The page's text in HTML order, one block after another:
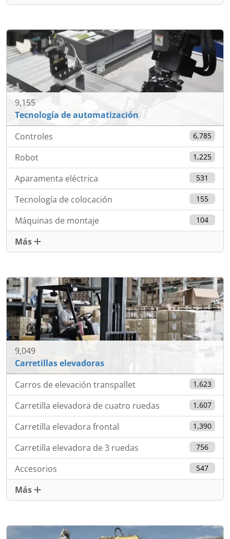
9,155
Tecnología de automatización
Controles
6,785
Robot 1,225
Aparamenta eléctrica 531
Tecnología de colocación 155
Máquinas de montaje 104
Más
9,049
Carretillas elevadoras
Carros de elevación transpallet
1,623
Carretilla elevadora de cuatro ruedas 1,607
Carretilla elevadora frontal 1,390
Carretilla elevadora de 3 ruedas 756
Accesorios 547
Más